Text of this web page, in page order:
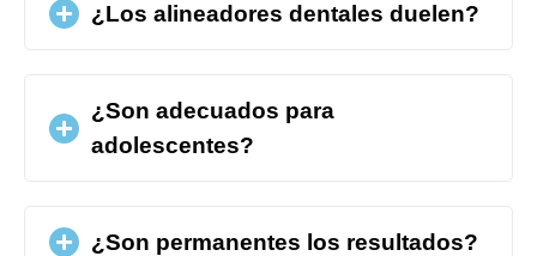
¿Los alineadores dentales duelen?
¿Son adecuados para
adolescentes?
¿Son permanentes los resultados?